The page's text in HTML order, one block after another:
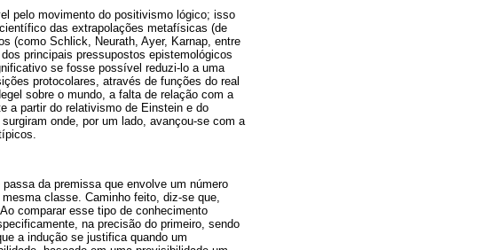
pelo movimento do positivismo lógico; isso
das extrapolações metafísicas (de
(como Schlick, Neurath, Ayer, Karnap, entre
principais pressupostos epistemológicos
se fosse possível reduzi-lo a uma
protocolares, através de funções do real
sobre o mundo, a falta de relação com a
a partir do relativismo de Einstein e do
onde, por um lado, avançou-se com a
da premissa que envolve um número
classe. Caminho feito, diz-se que,
comparar esse tipo de conhecimento
na precisão do primeiro, sendo
a indução se justifica quando um